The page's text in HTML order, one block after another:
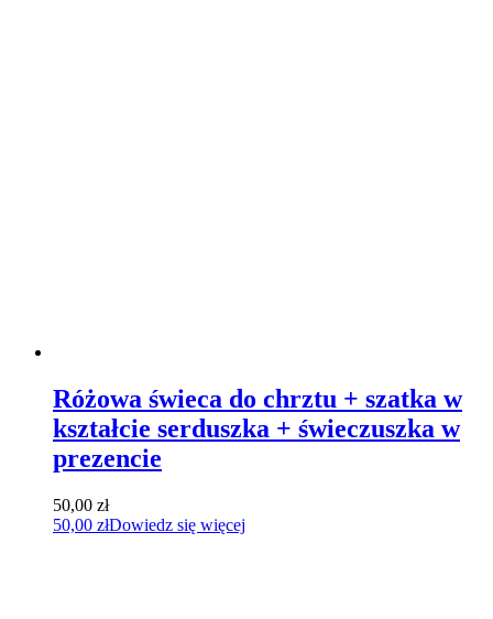
Różowa świeca do chrztu + szatka w
kształcie serduszka + świeczuszka w
prezencie
50,00 zł
50,00 złDowiedz się więcej